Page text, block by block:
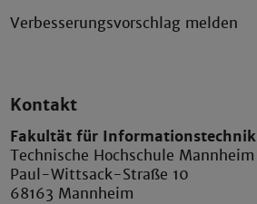
Verbesserungsvorschlag melden
Kontakt
Fakultät für Informationstechnik
Technische Hochschule Mannheim
Paul-Wittsack-Straße 10
68163 Mannheim